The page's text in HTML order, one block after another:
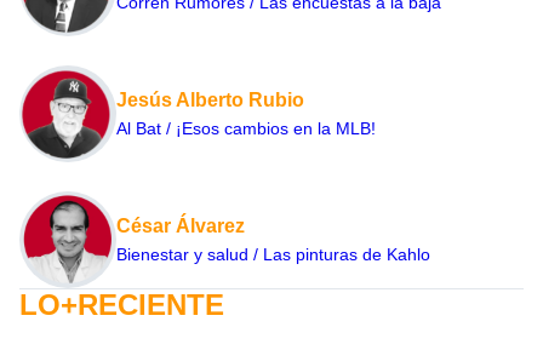
Jesús Alberto Rubio
Al Bat / ¡Esos cambios en la MLB!
César Álvarez
Bienestar y salud / Las pinturas de Kahlo
LO+RECIENTE